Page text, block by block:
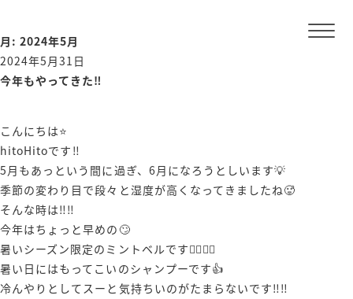
テ
ン
ツ
ス
キ
ッ
プ
月:2024年5月
投
稿
2024年5月31日
今年もやってきた‼️
こんにちは⭐️
hitoHitoです‼️
5月もあっという間に過ぎ、6月になろうとしいます💡
季節の変わり目で段々と湿度が高くなってきましたね🥵
そんな時は‼️‼️
今年はちょっと早めの🙄
暑いシーズン限定のミントベルです🙋‍♂️🙋‍♀️
暑い日にはもってこいのシャンプーです👍
冷んやりとしてスーと気持ちいのがたまらないです‼️‼️